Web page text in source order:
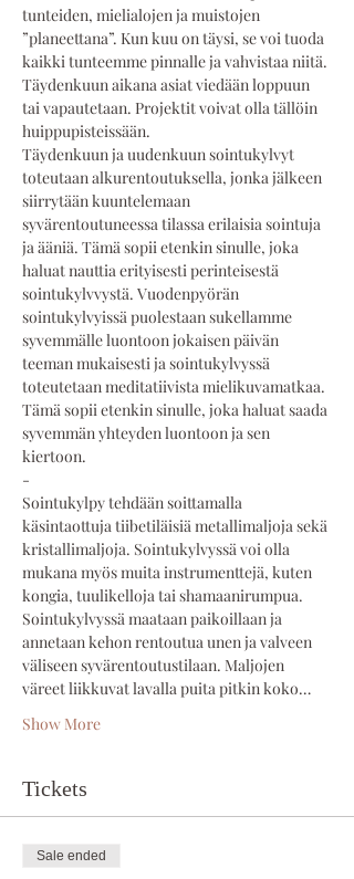
tunteiden, mielialojen ja muistojen
”planeettana”. Kun kuu on täysi, se voi tuoda
kaikki tunteemme pinnalle ja vahvistaa niitä.
Täydenkuun aikana asiat viedään loppuun
tai vapautetaan. Projektit voivat olla tällöin
huippupisteissään.
Täydenkuun ja uudenkuun sointukylvyt
toteutaan alkurentoutuksella, jonka jälkeen
siirrytään kuuntelemaan
syvärentoutuneessa tilassa erilaisia sointuja
ja ääniä. Tämä sopii etenkin sinulle, joka
haluat nauttia erityisesti perinteisestä
sointukylvvystä. Vuodenpyörän
sointukylvyissä puolestaan sukellamme
syvemmälle luontoon jokaisen päivän
teeman mukaisesti ja sointukylvyssä
toteutetaan meditatiivista mielikuvamatkaa.
Tämä sopii etenkin sinulle, joka haluat saada
syvemmän yhteyden luontoon ja sen
kiertoon.
-
Sointukylpy tehdään soittamalla
käsintaottuja tiibetiläisiä metallimaljoja sekä
kristallimaljoja. Sointukylvyssä voi olla
mukana myös muita instrumenttejä, kuten
kongia, tuulikelloja tai shamaanirumpua.
Sointukylvyssä maataan paikoillaan ja
annetaan kehon rentoutua unen ja valveen
väliseen syvärentoutustilaan. Maljojen
väreet liikkuvat lavalla puita pitkin koko…
Show More
Tickets
Sale ended